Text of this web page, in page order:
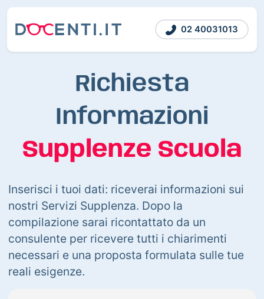
02 40031013
Richiesta
Informazioni
Supplenze Scuola
Inserisci i tuoi dati: riceverai informazioni sui
nostri Servizi Supplenza. Dopo la
compilazione sarai ricontattato da un
consulente per ricevere tutti i chiarimenti
necessari e una proposta formulata sulle tue
reali esigenze.